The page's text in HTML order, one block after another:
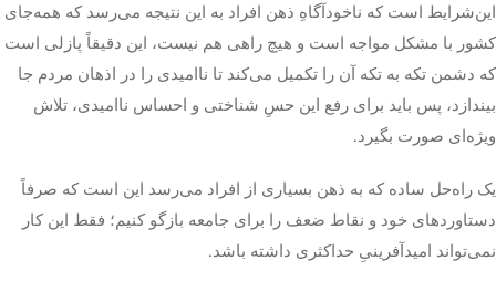
این‌شرایط است که ناخودآگاهِ ذهن افراد به این نتیجه می‌رسد که همه‌جای
کشور با مشکل مواجه است و هیچ راهی هم نیست، این دقیقاً پازلی است
که دشمن تکه به تکه آن را تکمیل می‌کند تا ناامیدی را در اذهان مردم جا
بیندازد، پس باید برای رفع این حسِ شناختی و احساس ناامیدی، تلاش
ویژه‌ای صورت بگیرد.
یک راه‌حل ساده که به ذهن بسیاری از افراد می‌رسد این است که صرفاً
دستاوردهای خود و نقاط ضعف را برای جامعه بازگو کنیم؛ فقط این کار
نمی‌تواند امیدآفرینیِ حداکثری داشته باشد.